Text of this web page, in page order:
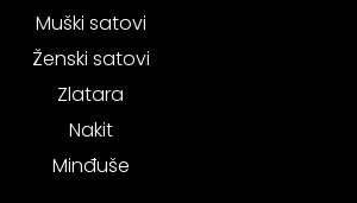
Muški satovi
Ženski satovi
Zlatara
Nakit
Minđuše